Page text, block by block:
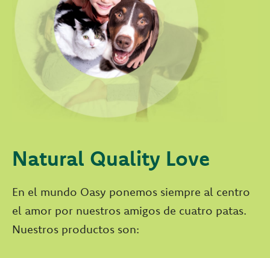
Natural Quality Love
En el mundo Oasy ponemos siempre al centro
el amor por nuestros amigos de cuatro patas.
Nuestros productos son: